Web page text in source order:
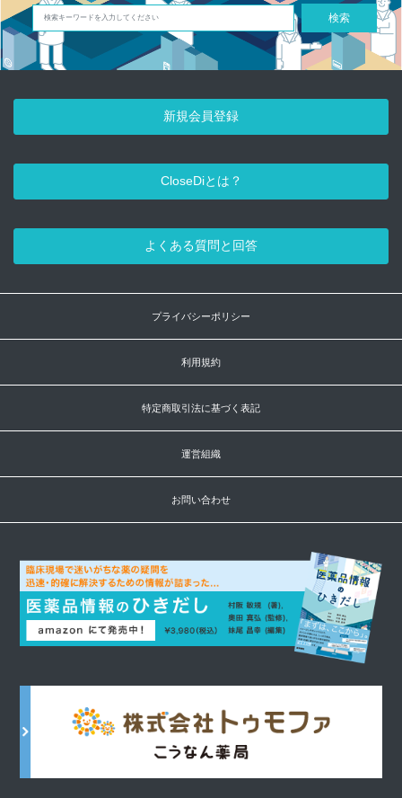
検索
新規会員登録
CloseDiとは？
よくある質問と回答
プライバシーポリシー
利用規約
特定商取引法に基づく表記
運営組織
お問い合わせ